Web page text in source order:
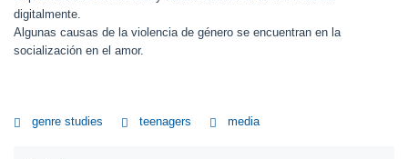
digitalmente.
Algunas causas de la violencia de género se encuentran en la
socialización en el amor.
genre studies teenagers media